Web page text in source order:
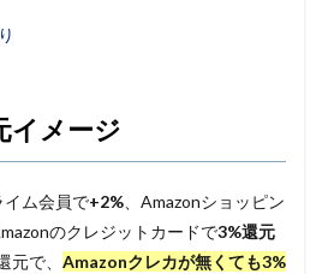
イメージ
イム会員で+2% 、Amazonショッピン
のクレジットカードで3%還元
元で、 Amazonクレカが無くても3%